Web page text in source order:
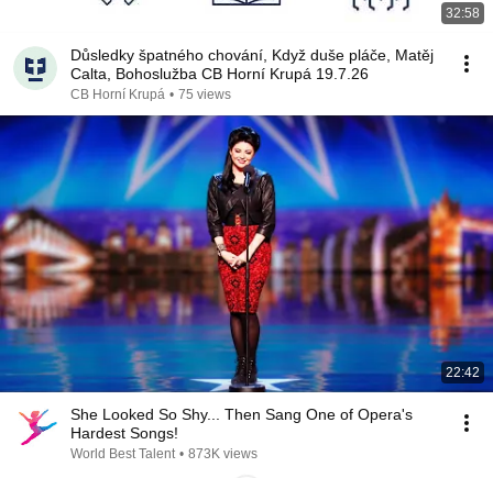
32:58
Důsledky špatného chování, Když duše pláče, Matěj
Calta, Bohoslužba CB Horní Krupá 19.7.26
CB Horní Krupá • 75 views
22:42
She Looked So Shy... Then Sang One of Opera's
Hardest Songs!
World Best Talent • 873K views